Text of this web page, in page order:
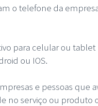
o telefone da
para celular ou
ou IOS.
e pessoas que
no serviço ou produto